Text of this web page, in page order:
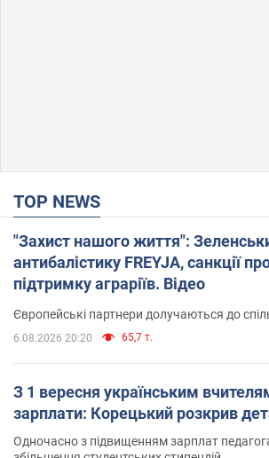
TOP NEWS
"Захист нашого життя":
антибалістику FREYJA, санкції
підтримку аграріїв. Відео
Європейські партнери долучаються до
6.08.2026 20:20 65,7 т.
З 1 вересня українським
зарплати: Корецький розкрив
Одночасно з підвищенням зарплат